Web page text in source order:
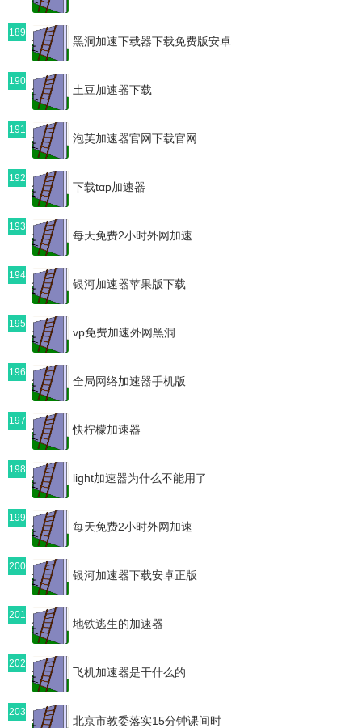
189
黑洞加速下载器下载免费版安卓
190
土豆加速器下载
191
泡芙加速器官网下载官网
192
下载tαp加速器
193
每天免费2小时外网加速
194
银河加速器苹果版下载
195
vp免费加速外网黑洞
196
全局网络加速器手机版
197
快柠檬加速器
198
light加速器为什么不能用了
199
每天免费2小时外网加速
200
银河加速器下载安卓正版
201
地铁逃生的加速器
202
飞机加速器是干什么的
203
北京市教委落实15分钟课间时